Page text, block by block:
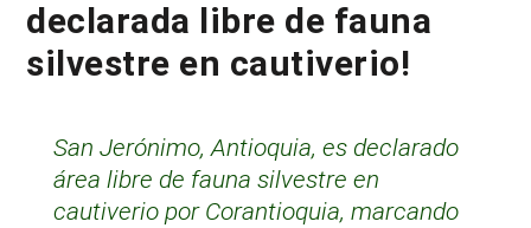
declarada libre de fauna
silvestre en cautiverio!
San Jerónimo, Antioquia, es declarado
área libre de fauna silvestre en
cautiverio por Corantioquia, marcando